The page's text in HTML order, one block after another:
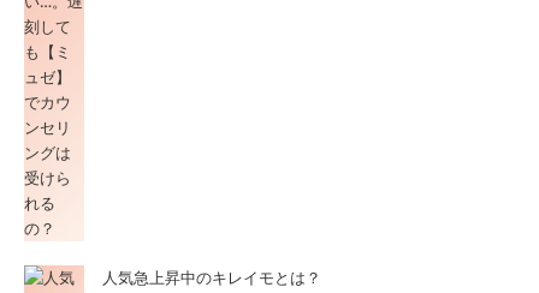
人気急上昇中のキレイモとは？